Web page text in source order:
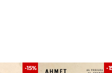
unii chiar mai mult.
dar revoluționare primite de la
-15% -